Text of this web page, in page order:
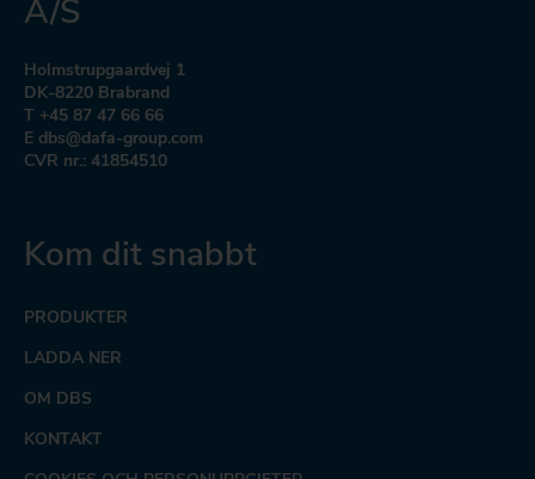
A/S
Holmstrupgaardvej 1
DK-8220 Brabrand
T +45 87 47 66 66
E dbs@dafa-group.com
CVR nr.: 41854510
Kom dit snabbt
PRODUKTER
LADDA NER
OM DBS
KONTAKT